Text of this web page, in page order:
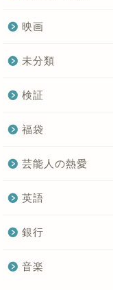
映画
未分類
検証
福袋
芸能人の熱愛
英語
銀行
音楽